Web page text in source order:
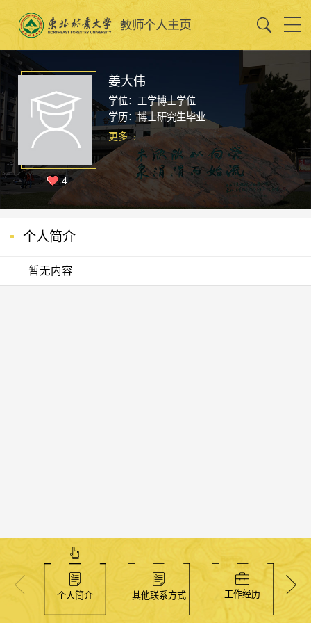
4
姜大伟
学位：工学博士学位
学历：博士研究生毕业
更多
个人简介
暂无内容
个人简介 其他联系方式 工作经历